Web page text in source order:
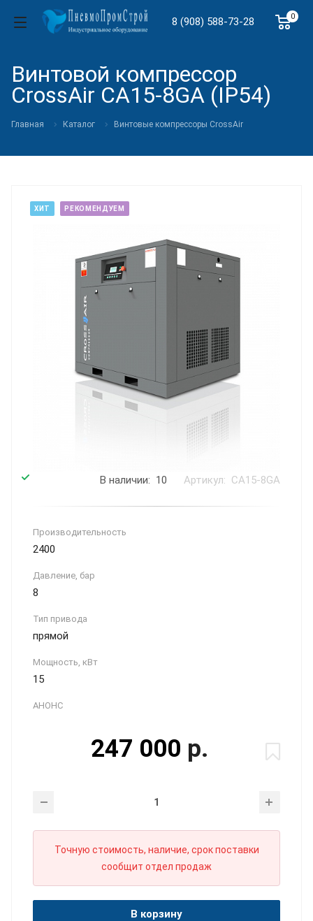
0
8 (908) 588-73-28
Винтовой компрессор
CrossAir CA15-8GA (IP54)
Главная Каталог Винтовые компрессоры CrossAir
ХИТ РЕКОМЕНДУЕМ
В наличии: 10 Артикул: CA15-8GA
Производитель­ность
2400
Давление, бар
8
Тип привода
прямой
Мощность, кВт
15
АНОНС
247 000 р.
Точную стоимость, наличие, срок поставки
сообщит отдел продаж
В корзину